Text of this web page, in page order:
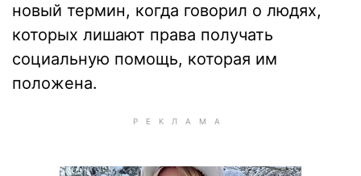
новый термин, когда говорил о людях,
которых лишают права получать
социальную помощь, которая им
положена.